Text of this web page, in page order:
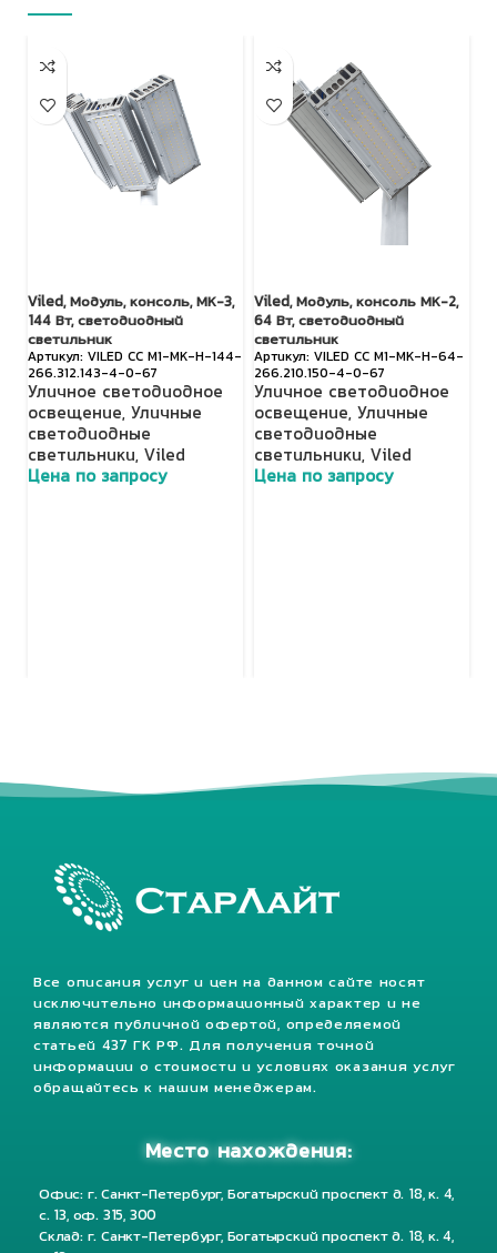
Viled, Модуль, консоль, МК-3,
144 Вт, светодиодный
светильник
VILED СС М1-МК-Н-144-
266.312.143-4-0-67
Уличное светодиодное
освещение, Уличные
светодиодные
светильники, Viled
Цена по запросу
Viled, Модуль, консоль МК-2,
64 Вт, светодиодный
светильник
VILED СС М1-МК-Н-64-
266.210.150-4-0-67
Уличное светодиодное
освещение, Уличные
светодиодные
светильники, Viled
Цена по запросу
Все описания услуг и цен на данном сайте носят
исключительно информационный характер и не
являются публичной офертой, определяемой
статьей 437 ГК РФ. Для получения точной
информации о стоимости и условиях оказания услуг
обращайтесь к нашим менеджерам.
Место нахождения:
Офис: г. Санкт-Петербург, Богатырский проспект д. 18, к. 4,
с. 13, оф. 315, 300
Склад: г. Санкт-Петербург, Богатырский проспект д. 18, к. 4,